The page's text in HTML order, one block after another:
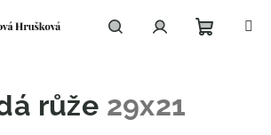
růže 29x21